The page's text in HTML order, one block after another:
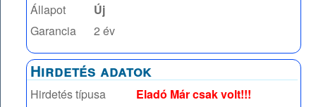
Állapot
Új
Garancia
2 év
Hirdetés adatok
Hirdetés típusa Eladó Már csak volt!!!